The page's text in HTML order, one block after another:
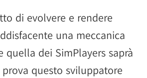
di evolvere e rendere
una meccanica
quella dei SimPlayers saprà
questo sviluppatore